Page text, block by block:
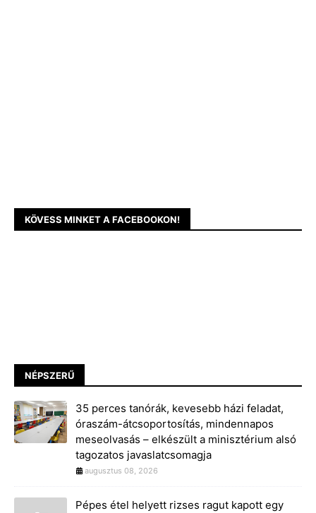
KÖVESS MINKET A FACEBOOKON!
NÉPSZERŰ
35 perces tanórák, kevesebb házi feladat,
óraszám-átcsoportosítás, mindennapos
meseolvasás – elkészült a minisztérium alsó
tagozatos javaslatcsomagja
augusztus 08, 2026
Pépes étel helyett rizses ragut kapott egy